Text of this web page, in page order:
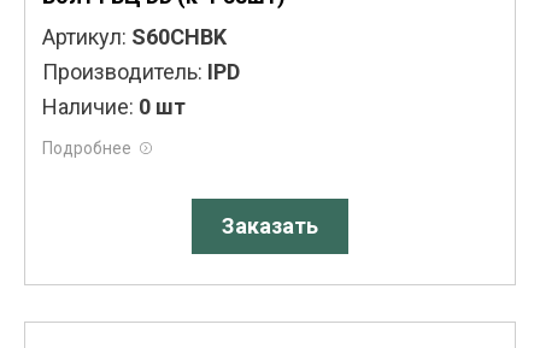
Артикул: S60CHBK
Производитель: IPD
Наличие: 0 шт
Подробнее
Заказать